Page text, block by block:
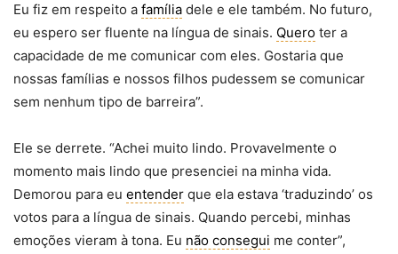
Eu fiz em respeito a família dele e ele também. No futuro,
eu espero ser fluente na língua de sinais. Quero ter a
capacidade de me comunicar com eles. Gostaria que
nossas famílias e nossos filhos pudessem se comunicar
sem nenhum tipo de barreira”.
Ele se derrete. “Achei muito lindo. Provavelmente o
momento mais lindo que presenciei na minha vida.
Demorou para eu entender que ela estava ‘traduzindo’ os
votos para a língua de sinais. Quando percebi, minhas
emoções vieram à tona. Eu não consegui me conter”,